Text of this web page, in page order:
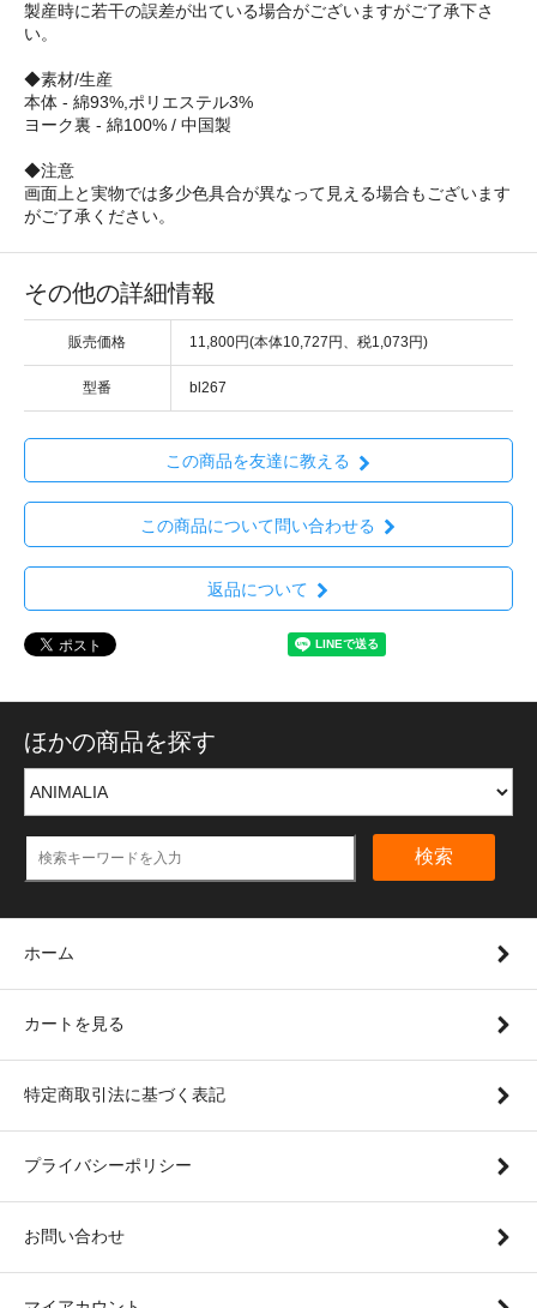
製産時に若干の誤差が出ている場合がございますがご了承下さ
い。
◆素材/生産
本体 - 綿93%,ポリエステル3%
ヨーク裏 - 綿100% / 中国製
◆注意
画面上と実物では多少色具合が異なって見える場合もございます
がご了承ください。
その他の詳細情報
販売価格 11,800円(本体10,727円、税1,073円)
型番 bl267
この商品を友達に教える
この商品について問い合わせる
返品について
ほかの商品を探す
検索
ホーム
カートを見る
特定商取引法に基づく表記
プライバシーポリシー
お問い合わせ